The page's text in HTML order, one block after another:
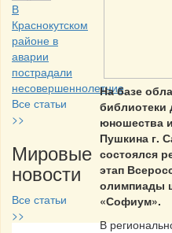
В
Краснокутском
районе в
аварии
пострадали
несовершеннолетние
Все статьи
>>
Мировые
новости
Все статьи
>>
На базе
библиотеки
юношества
Пушкина г.
состоялся
этап
олимпиады
«Софиум».
В